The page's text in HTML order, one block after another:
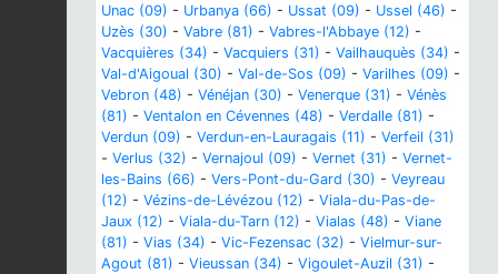
Unac (09) - Urbanya (66) - Ussat (09) - Ussel (46) -
Uzès (30) - Vabre (81) - Vabres-l'Abbaye (12) -
Vacquières (34) - Vacquiers (31) - Vailhauquès (34) -
Val-d'Aigoual (30) - Val-de-Sos (09) - Varilhes (09) -
Vebron (48) - Vénéjan (30) - Venerque (31) - Vénès
(81) - Ventalon en Cévennes (48) - Verdalle (81) -
Verdun (09) - Verdun-en-Lauragais (11) - Verfeil (31)
- Verlus (32) - Vernajoul (09) - Vernet (31) - Vernet-
les-Bains (66) - Vers-Pont-du-Gard (30) - Veyreau
(12) - Vézins-de-Lévézou (12) - Viala-du-Pas-de-
Jaux (12) - Viala-du-Tarn (12) - Vialas (48) - Viane
(81) - Vias (34) - Vic-Fezensac (32) - Vielmur-sur-
Agout (81) - Vieussan (34) - Vigoulet-Auzil (31) -